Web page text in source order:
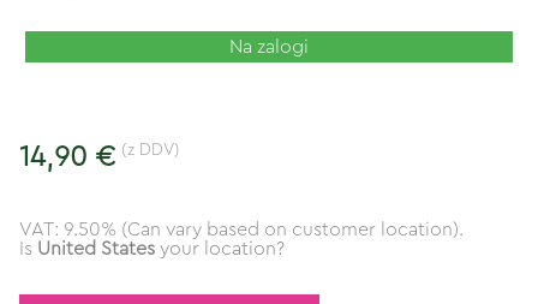
Na zalogi
14,90 € (z DDV)
VAT: 9.50% (Can vary based on customer location).
Is United States your location?